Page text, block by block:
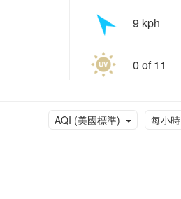
9 kph
0 of 11
每小時
AQI (美國標準)